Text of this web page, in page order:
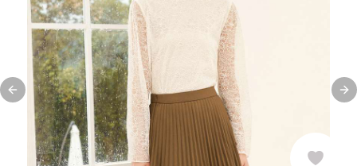
Previous slide